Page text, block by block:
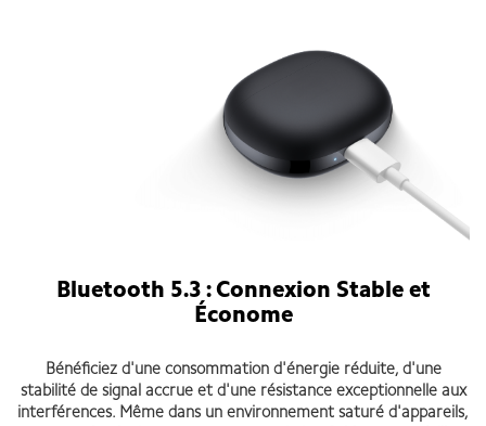
Bluetooth 5.3 : Connexion Stable et
Économe
Bénéficiez d'une consommation d'énergie réduite, d'une
stabilité de signal accrue et d'une résistance exceptionnelle aux
interférences. Même dans un environnement saturé d'appareils,